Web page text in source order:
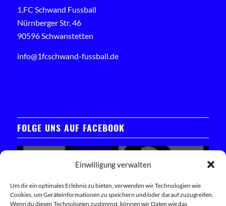
Einwilligung verwalten
Um dir ein optimales Erlebnis zu bieten, verwenden wir Technologien wie
Cookies, um Geräteinformationen zu speichern und/oder darauf zuzugreifen.
Wenn du diesen Technologien zustimmst, können wir Daten wie das
1.FC Schwand Fussball
Nürnberger Str. 46
90596 Schwanstetten
info@1fcschwand-fussball.de
FOLGE UNS AUF FACEBOOK
Klicken Sie hier, um das Facebook-Widget zu laden